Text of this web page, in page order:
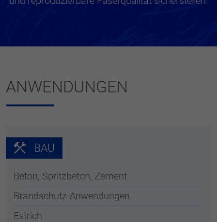
ANWENDUNGEN
BAU
Beton, Spritzbeton, Zement
Brandschutz-Anwendungen
Estrich